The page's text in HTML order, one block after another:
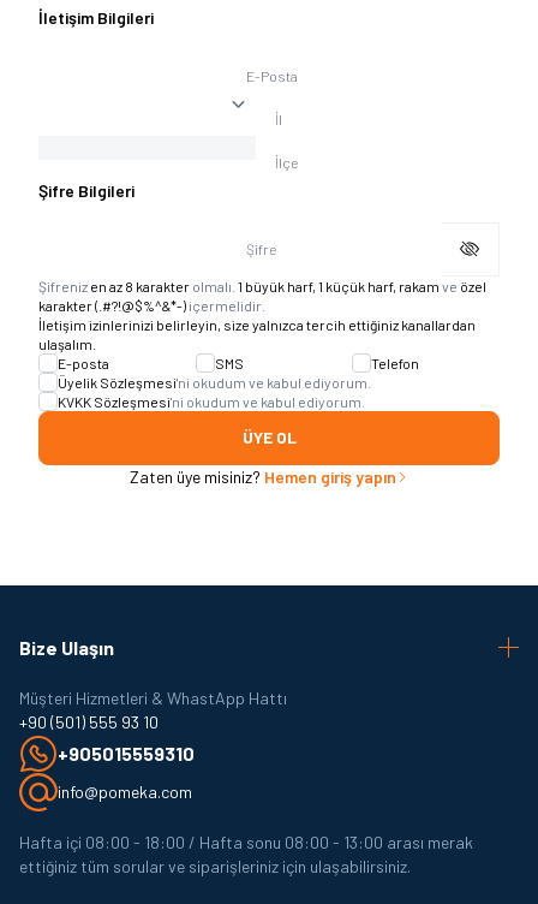
İletişim Bilgileri
E-Posta
İl
İlçe
Şifre Bilgileri
Şifre
Şifreniz en az 8 karakter olmalı. 1 büyük harf, 1 küçük harf, rakam ve özel
karakter (.#?!@$%^&*-)içermelidir.
İletişim izinlerinizi belirleyin, size yalnızca tercih ettiğiniz kanallardan
ulaşalım.
E-posta
SMS
Telefon
Üyelik Sözleşmesi'ni okudum ve kabul ediyorum.
KVKK Sözleşmesi'ni okudum ve kabul ediyorum.
ÜYE OL
Zaten üye misiniz? Hemen giriş yapın
Bize Ulaşın
Müşteri Hizmetleri & WhastApp Hattı
+90 (501) 555 93 10
+905015559310
info@pomeka.com
Hafta içi 08:00 - 18:00 / Hafta sonu 08:00 - 13:00 arası merak
ettiğiniz tüm sorular ve siparişleriniz için ulaşabilirsiniz.